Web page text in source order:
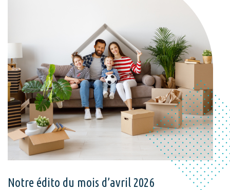
Notre édito du mois d’avril 2026